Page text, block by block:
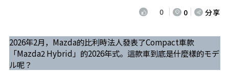
0 0 分享
2026年2月，Mazda的比利時法人發表了Compact車款
「Mazda2 Hybrid」的2026年式。這款車到底是什麼樣的モデ
ル呢？